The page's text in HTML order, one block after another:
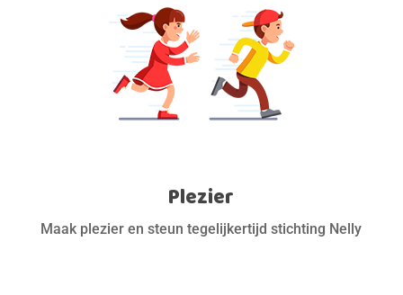
Plezier
Maak plezier en steun tegelijkertijd stichting Nelly